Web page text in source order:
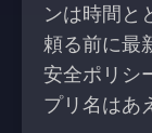
ンは時間と
頼る前に最
安全ポリシ
プリ名はあ